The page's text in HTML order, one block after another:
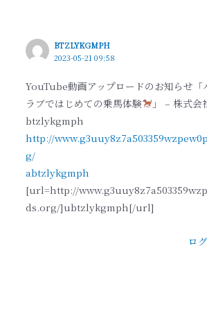
BTZLYKGMPH
2023-05-21 09:58
YouTube動画アップロードのお知らせ「
ラブではじめての乗馬体験
」 – 株式会
btzlykgmph
http://
g/
abtzlykgmph
[url=http://
ds.org/]ubtzlykgmph[/url]
ロ